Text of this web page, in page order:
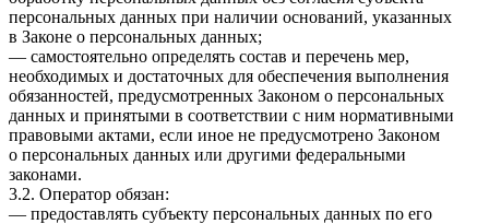
персональных данных при наличии оснований, указанных
в Законе о персональных данных;
— самостоятельно определять состав и перечень мер,
необходимых и достаточных для обеспечения выполнения
обязанностей, предусмотренных Законом о персональных
данных и принятыми в соответствии с ним нормативными
правовыми актами, если иное не предусмотрено Законом
о персональных данных или другими федеральными
законами.
3.2. Оператор обязан:
— предоставлять субъекту персональных данных по его